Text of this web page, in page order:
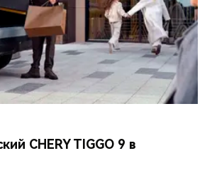
CHERY TIGGO 9 в